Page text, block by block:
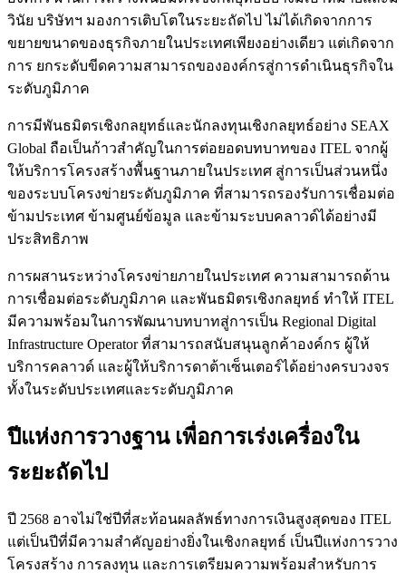
วินัย บริษัทฯ มองการเติบโตในระยะถัดไป ไม่ได้เกิดจากการ
ขยายขนาดของธุรกิจภายในประเทศเพียงอย่างเดียว แต่เกิดจาก
การ ยกระดับขีดความสามารถขององค์กรสู่การดำเนินธุรกิจใน
ระดับภูมิภาค
การมีพันธมิตรเชิงกลยุทธ์และนักลงทุนเชิงกลยุทธ์อย่าง SEAX
Global ถือเป็นก้าวสำคัญในการต่อยอดบทบาทของ ITEL จากผู้
ให้บริการโครงสร้างพื้นฐานภายในประเทศ สู่การเป็นส่วนหนึ่ง
ของระบบโครงข่ายระดับภูมิภาค ที่สามารถรองรับการเชื่อมต่อ
ข้ามประเทศ ข้ามศูนย์ข้อมูล และข้ามระบบคลาวด์ได้อย่างมี
ประสิทธิภาพ
การผสานระหว่างโครงข่ายภายในประเทศ ความสามารถด้าน
การเชื่อมต่อระดับภูมิภาค และพันธมิตรเชิงกลยุทธ์ ทำให้ ITEL
มีความพร้อมในการพัฒนาบทบาทสู่การเป็น Regional Digital
Infrastructure Operator ที่สามารถสนับสนุนลูกค้าองค์กร ผู้ให้
บริการคลาวด์ และผู้ให้บริการดาต้าเซ็นเตอร์ได้อย่างครบวงจร
ทั้งในระดับประเทศและระดับภูมิภาค
ปีแห่งการวางฐาน เพื่อการเร่งเครื่องใน
ระยะถัดไป
ปี 2568 อาจไม่ใช่ปีที่สะท้อนผลลัพธ์ทางการเงินสูงสุดของ ITEL
แต่เป็นปีที่มีความสำคัญอย่างยิ่งในเชิงกลยุทธ์ เป็นปีแห่งการวาง
โครงสร้าง การลงทุน และการเตรียมความพร้อมสำหรับการ